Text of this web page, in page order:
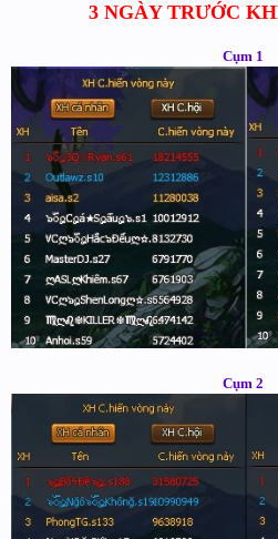
3 NGÀY TRƯỚC
Cụm 1
Cụm 2